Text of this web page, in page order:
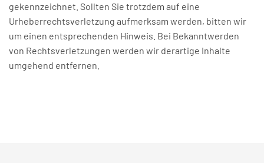
gekennzeichnet. Sollten Sie trotzdem auf eine
Urheberrechtsverletzung aufmerksam werden, bitten wir
um einen entsprechenden Hinweis. Bei Bekanntwerden
von Rechtsverletzungen werden wir derartige Inhalte
umgehend entfernen.